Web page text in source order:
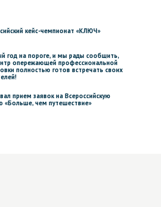
кейс-чемпионат «КЛЮЧ»
год на пороге, и мы рады сообщить,
опережающей профессиональной
полностью готов встречать своих
прием заявок на Всероссийскую
«Больше, чем путешествие»